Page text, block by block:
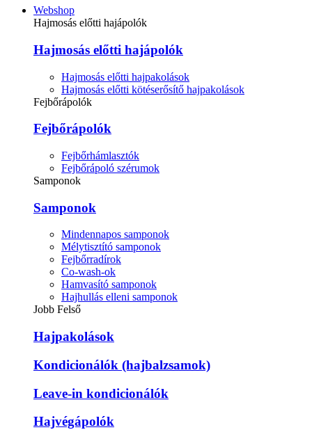
Webshop
Hajmosás előtti hajápolók
Hajmosás előtti hajápolók
Hajmosás előtti hajpakolások
Hajmosás előtti kötéserősítő hajpakolások
Fejbőrápolók
Fejbőrápolók
Fejbőrhámlasztók
Fejbőrápoló szérumok
Samponok
Samponok
Mindennapos samponok
Mélytisztító samponok
Fejbőrradírok
Co-wash-ok
Hamvasító samponok
Hajhullás elleni samponok
Jobb Felső
Hajpakolások
Kondicionálók (hajbalzsamok)
Leave-in kondicionálók
Hajvégápolók